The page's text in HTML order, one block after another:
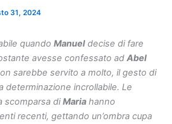
31, 2024
quando Manuel decise di fare
avesse confessato ad Abel
sarebbe servito a molto, il gesto di
determinazione incrollabile. Le
scomparsa diMaria hanno
recenti, gettando un’ombra cupa